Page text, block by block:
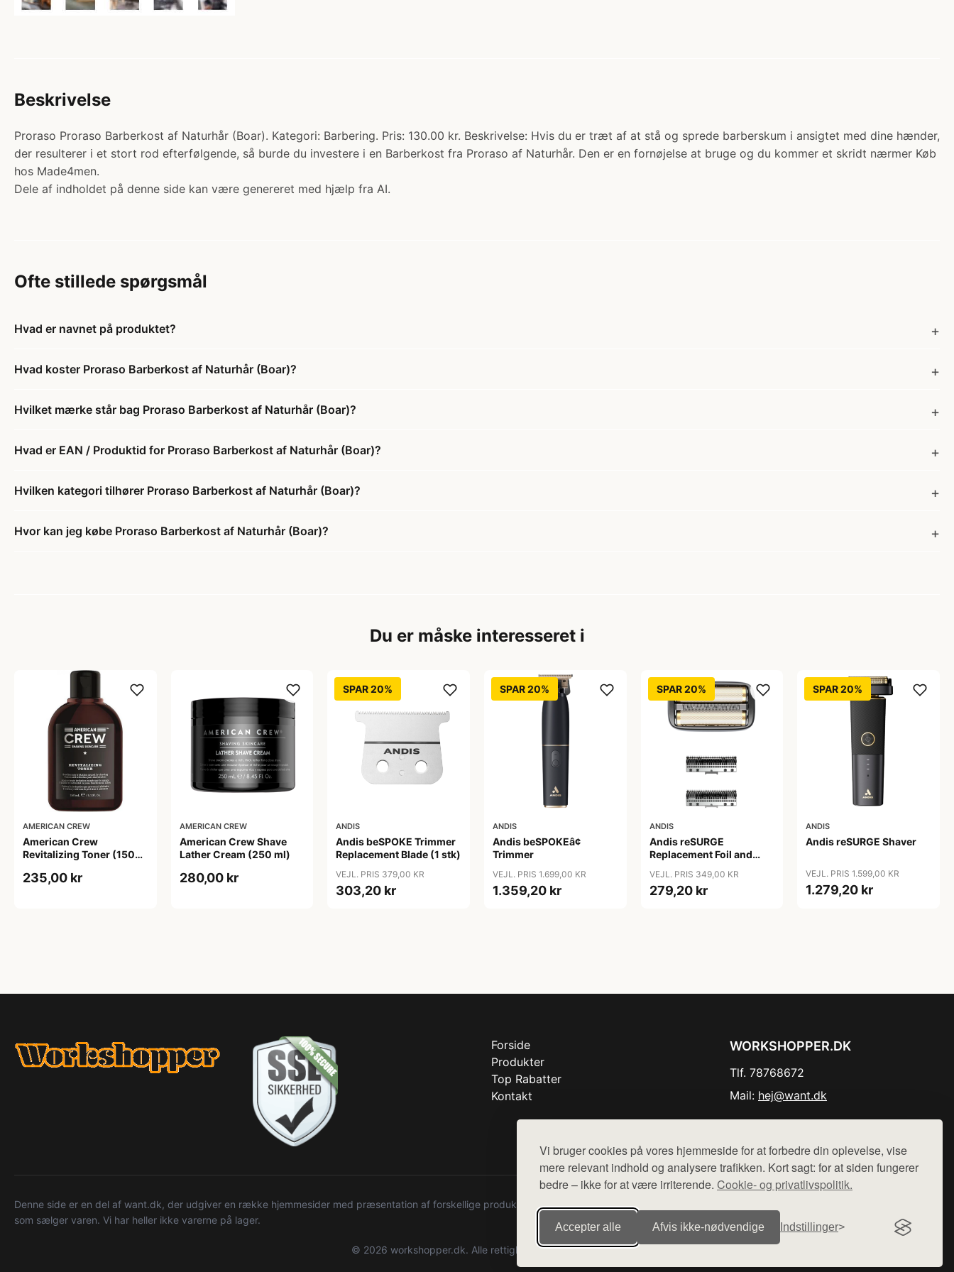
Vi bruger cookies på vores hjemmeside for at forbedre din oplevelse, vise
mere relevant indhold og analysere trafikken. Kort sagt: for at siden fungerer
bedre – ikke for at være irriterende. Cookie- og privatlivspolitik.
Accepter alle Afvis ikke‑nødvendige Indstillinger
Beskrivelse
Proraso Proraso Barberkost af Naturhår (Boar). Kategori: Barbering. Pris: 130.00 kr. Beskrivelse: Hvis du er træt af at stå og sprede barberskum i ansigtet med dine hænder,
der resulterer i et stort rod efterfølgende, så burde du investere i en Barberkost fra Proraso af Naturhår. Den er en fornøjelse at bruge og du kommer et skridt nærmer Køb
hos Made4men.
Dele af indholdet på denne side kan være genereret med hjælp fra AI.
Ofte stillede spørgsmål
Hvad er navnet på produktet?
Hvad koster Proraso Barberkost af Naturhår (Boar)?
Hvilket mærke står bag Proraso Barberkost af Naturhår (Boar)?
Hvad er EAN / Produktid for Proraso Barberkost af Naturhår (Boar)?
Hvilken kategori tilhører Proraso Barberkost af Naturhår (Boar)?
Hvor kan jeg købe Proraso Barberkost af Naturhår (Boar)?
Du er måske interesseret i
AMERICAN CREW
American Crew
Revitalizing Toner (150
235,00 kr
AMERICAN CREW
American Crew Shave
Lather Cream (250 ml)
280,00 kr
SPAR 20%
ANDIS
Andis beSPOKE Trimmer
Replacement Blade (1 stk)
VEJL. PRIS 379,00 KR
303,20 kr
SPAR 20%
ANDIS
Andis beSPOKEâ¢
Trimmer
VEJL. PRIS 1.699,00 KR
1.359,20 kr
SPAR 20%
ANDIS
Andis reSURGE
Replacement Foil and
VEJL. PRIS 349,00 KR
279,20 kr
SPAR 20%
ANDIS
Andis reSURGE Shaver
VEJL. PRIS 1.599,00 KR
1.279,20 kr
Forside
Produkter
Top Rabatter
Kontakt
WORKSHOPPER.DK
Tlf. 78768672
Mail: hej@want.dk
Denne side er en del af want.dk, der udgiver en række hjemmesider med præsentation af forskellige produkter fra diverse webshops. Der sælges ikke varer fra denne side - vi henviser til de shops,
som sælger varen. Vi har heller ikke varerne på lager.
© 2026 workshopper.dk. Alle rettigheder forbeholdes.